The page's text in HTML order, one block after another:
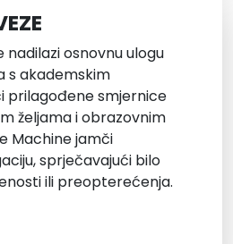
osnovnu ulogu
s akademskim
prilagođene smjernice
željama i obrazovnim
Machine jamči
sprječavajući bilo
ili preopterećenja.